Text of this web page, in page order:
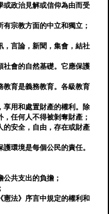
或政治見解或信仰為由而受
有宗教方面的中立和獨立；
，言論，新聞，集會，結社
社會的自然基礎。它應保護
教育是義務教育。各級教育
享用和處置財產的權利。除
任何人不得被剝奪財產；
的安全，自由，存在或財產
環境是每個公民的責任。
公共支出的負擔；
憲法》序言中規定的權利和